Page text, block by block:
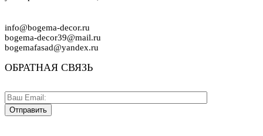
info@bogema-decor.ru
bogema-decor39@mail.ru
bogemafasad@yandex.ru
ОБРАТНАЯ СВЯЗЬ